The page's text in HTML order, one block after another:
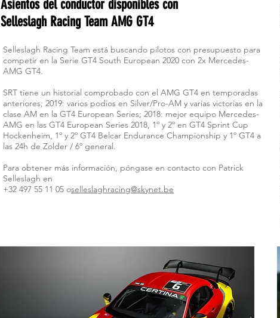
Asientos del conductor disponibles con
Selleslagh Racing Team AMG GT4
Selleslagh Racing Team está buscando pilotos con presupuesto para
competir en la Serie GT4 South European 2020 con 2x Mercedes-
AMG GT4.
SRT tiene un historial comprobado con el AMG GT4 en temporadas
anteriores; 2019: varios podios en Silver/Pro-AM y varias victorias en la
clase AM en la GT4 European Series; 2018: mejor equipo Mercedes-
AMG en las GT4 European Series 2018, 1º y 2º en GT4 Sprint Cup
Hockenheim, 1º y 2º GT4 Belcar Endurance Championship y 1º GT4 a
las 24h de Zolder / 6º general.
Para obtener más información, póngase en contacto con Patrick
Selleslagh en
+32 497 55 11 05 oselleslaghracing@skynet.be